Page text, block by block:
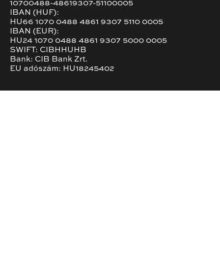
10700488-48619307-51100005
IBAN (HUF):
HU66 1070 0488 4861 9307 5110 0005
IBAN (EUR):
HU24 1070 0488 4861 9307 5000 0005
SWIFT: CIBHHUHB
Bank: CIB Bank Zrt.
EU adószám: HU18245402